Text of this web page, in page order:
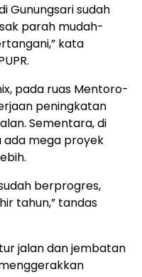
Gunungsari sudah
parah mudah-
kata
pada ruas Mentoro-
peningkatan
Sementara, di
ada mega proyek
berprogres,
tahun,” tandas
jalan dan jembatan